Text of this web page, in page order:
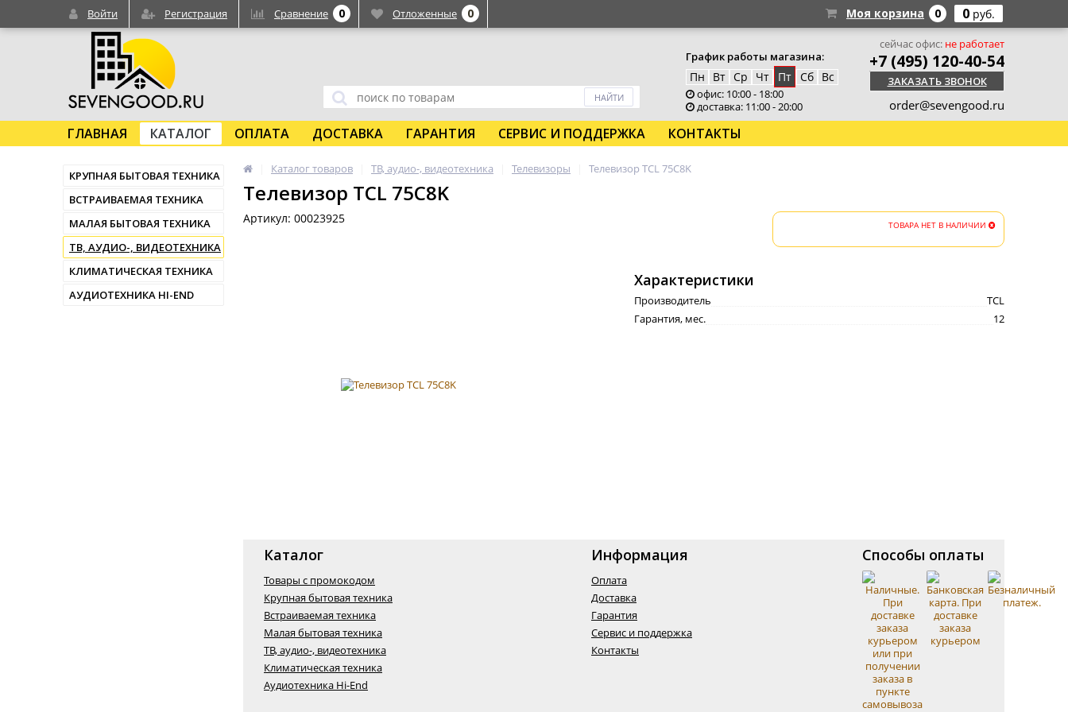
График работы магазина:
Пн Вт Ср Чт Пт Сб Вс
офис: 10:00 - 18:00
доставка: 11:00 - 20:00
сейчас офис: не работает
+7 (495) 120-40-54
ЗАКАЗАТЬ ЗВОНОК
order@sevengood.ru
ГЛАВНАЯ КАТАЛОГ ОПЛАТА ДОСТАВКА ГАРАНТИЯ СЕРВИС И ПОДДЕРЖКА КОНТАКТЫ
КРУПНАЯ БЫТОВАЯ ТЕХНИКА
ВСТРАИВАЕМАЯ ТЕХНИКА
МАЛАЯ БЫТОВАЯ ТЕХНИКА
ТВ, АУДИО-, ВИДЕОТЕХНИКА
КЛИМАТИЧЕСКАЯ ТЕХНИКА
АУДИОТЕХНИКА HI-END
Каталог товаров ТВ, аудио-, видеотехника Телевизоры Телевизор TCL 75C8K
Телевизор TCL 75C8K
Артикул: 00023925 ТОВАРА НЕТ В НАЛИЧИИ
Характеристики
Производитель
TCL
Гарантия, мес.
12
Каталог
Товары с промокодом
Крупная бытовая техника
Встраиваемая техника
Малая бытовая техника
ТВ, аудио-, видеотехника
Климатическая техника
Аудиотехника Hi-End
Информация
Оплата
Доставка
Гарантия
Сервис и поддержка
Контакты
Способы оплаты
Войти Регистрация Сравнение 0 Отложенные 0 Моя корзина 0 0 руб.